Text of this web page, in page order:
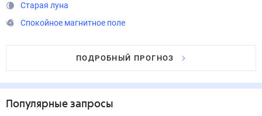
Старая луна
Спокойное магнитное поле
ПОДРОБНЫЙ ПРОГНОЗ
Популярные запросы